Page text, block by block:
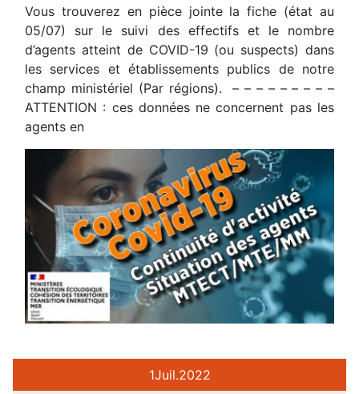
Vous trouverez en pièce jointe la fiche (état au
05/07) sur le suivi des effectifs et le nombre
d’agents atteint de COVID-19 (ou suspects) dans
les services et établissements publics de notre
champ ministériel (Par régions). – – – – – – – – –
ATTENTION : ces données ne concernent pas les
agents en
1Juil.2022